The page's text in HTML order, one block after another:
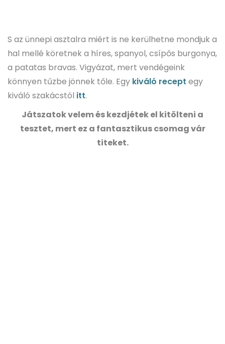
S az ünnepi asztalra miért is ne kerülhetne mondjuk a
hal mellé köretnek a híres, spanyol, csípős burgonya,
a patatas bravas. Vigyázat, mert vendégeink
könnyen tűzbe jönnek tőle. Egy kiváló recept egy
kiváló szakácstól itt.
Játszatok velem és kezdjétek el kitölteni a
tesztet, mert ez a fantasztikus csomag vár
titeket.